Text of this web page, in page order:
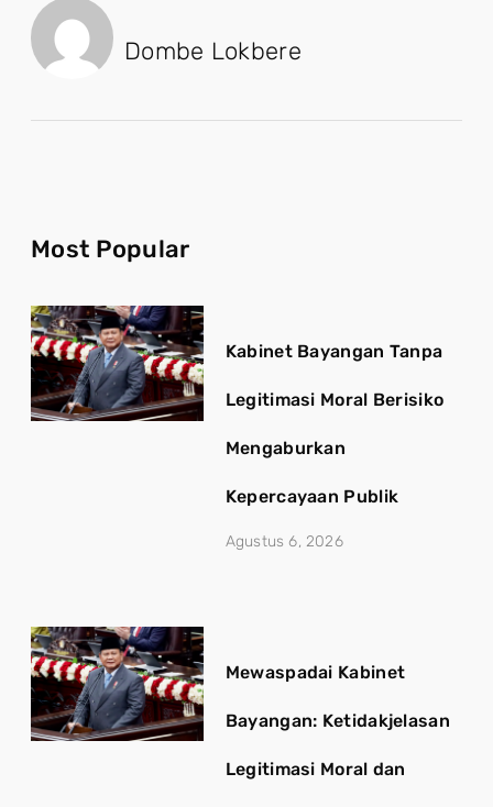
Dombe Lokbere
Most Popular
Kabinet Bayangan Tanpa
Legitimasi Moral Berisiko
Mengaburkan
Kepercayaan Publik
Agustus 6, 2026
Mewaspadai Kabinet
Bayangan: Ketidakjelasan
Legitimasi Moral dan